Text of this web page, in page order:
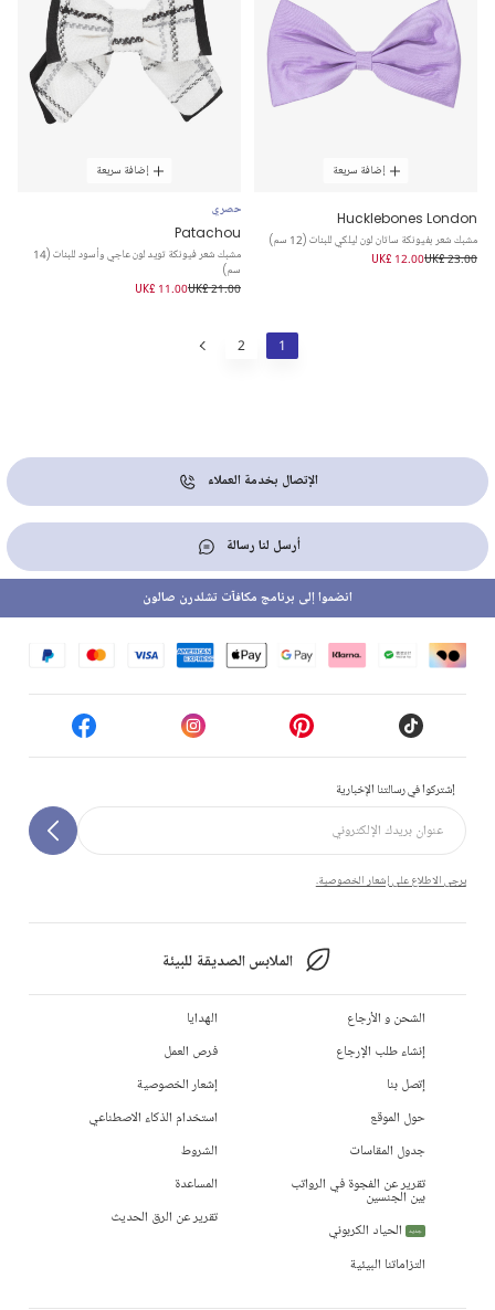
إضافة سريعة
Hucklebones London
مشبك شعر بفيونكة ساتان لون ليلكي للبنات (12 سم)
UK£ 23.00
UK£ 12.00
إضافة سريعة
حصري
Patachou
مشبك شعر فيونكة تويد لون عاجي وأسود للبنات (14
سم)
UK£ 21.00
UK£ 11.00
1
2
الإتصال بخدمة العملاء
أرسل لنا رسالة
إشتركوا في رسالتنا الإخبارية
يرجى الاطلاع على إشعار الخصوصية.
الملابس الصديقة للبيئة
انضموا إلى برنامج مكافآت تشلدرن صالون
الشحن و الأرجاع
إنشاء طلب الإرجاع
إتصل بنا
حول الموقع
جدول المقاسات
تقرير عن الفجوة في الرواتب
بين الجنسين
جديد
الحياد الكربوني
التزاماتنا البيئية
الهدايا
فرص العمل
إشعار الخصوصية
استخدام الذكاء الاصطناعي
الشروط
المساعدة
تقرير عن الرق الحديث